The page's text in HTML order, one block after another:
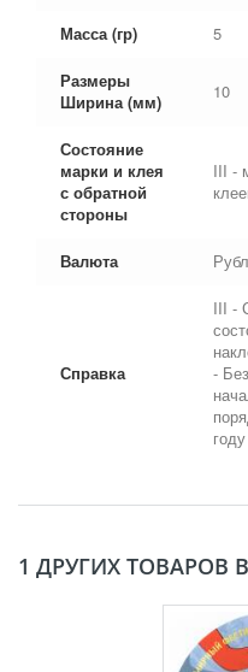
Масса (гр) 5
Размеры
Ширина (мм)
10
Состояние
марки и клея
с обратной
стороны
III -
Валюта
Справка
III -
-
году
1 ДРУГИХ ТОВАРОВ